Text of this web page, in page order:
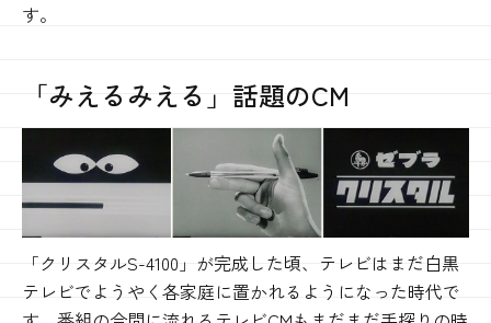
す。
「みえるみえる」話題のCM
「クリスタルS-4100」が完成した頃、テレビはまだ白黒
テレビでようやく各家庭に置かれるようになった時代で